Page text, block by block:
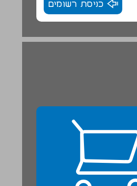
כניסת רשומים